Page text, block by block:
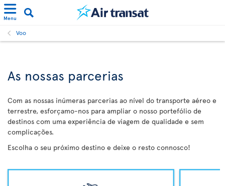
Menu
Voo
As nossas parcerias
Com as nossas inúmeras parcerias ao nível do transporte aéreo e
terrestre, esforçamo-nos para ampliar o nosso portefólio de
destinos com uma experiência de viagem de qualidade e sem
complicações.
Escolha o seu próximo destino e deixe o resto connosco!